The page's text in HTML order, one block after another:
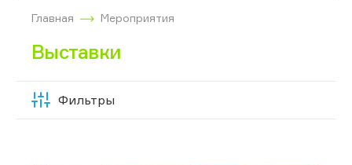
Главная Мероприятия
Выставки
Фильтры